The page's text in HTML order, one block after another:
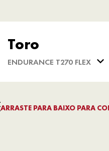
Toro
ENDURANCE T270 FLEX
ARRASTE PARA BAIXO PARA